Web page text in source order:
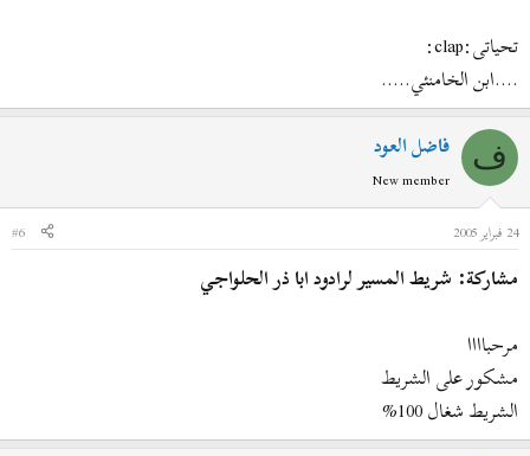
تحياتى:clap:
....ابن الخامنئي.....
ف فاضل العود
New member
24 فبراير 2005
#6
مشاركة: شريط المسير لرادود ابا ذر الحلواجي
مرحباااا
مشكور على الشريط
الشريط شغال 100%